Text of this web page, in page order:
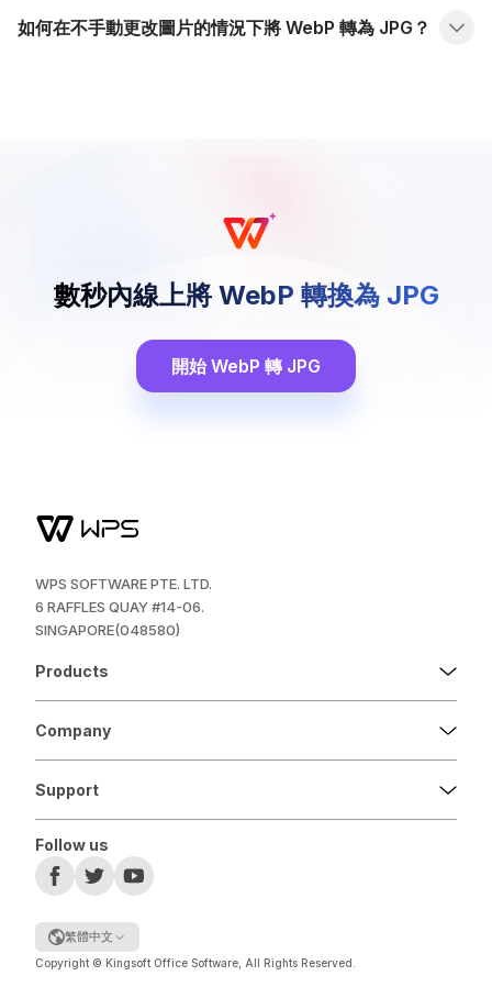
如何在不手動更改圖片的情況下將 WebP 轉為 JPG？
數秒內線上將 WebP 轉換為 JPG
開始 WebP 轉 JPG
WPS SOFTWARE PTE. LTD.
6 RAFFLES QUAY #14-06.
SINGAPORE(048580)
Products
Company
Support
Follow us
繁體中文
Copyright © Kingsoft Office Software, All Rights Reserved.